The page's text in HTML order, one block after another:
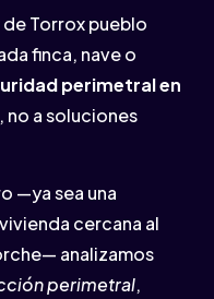
de Torrox pueblo
finca, nave o
perimetral en
no a soluciones
—ya sea una
cercana al
analizamos
perimetral,